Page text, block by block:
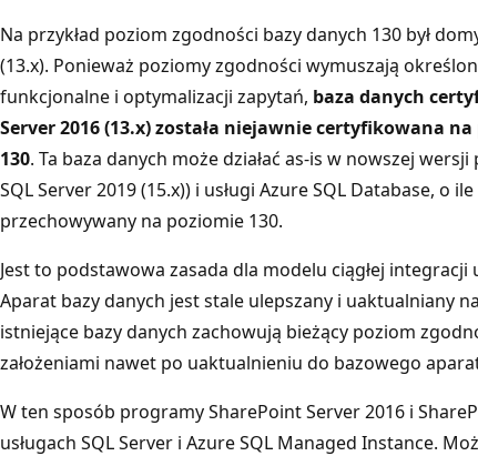
Na przykład poziom zgodności bazy danych 130 był
(13.x). Ponieważ poziomy zgodności wymuszają
funkcjonalne i optymalizacji zapytań, baza danych
Server 2016 (13.x) została niejawnie certyfikowana
130. Ta baza danych może działać as-is w nowszej
SQL Server 2019 (15.x)) i usługi Azure SQL Database, o
przechowywany na poziomie 130.
Jest to podstawowa zasada dla modelu ciągłej integracji
Aparat bazy danych jest stale ulepszany i uaktualniany
istniejące bazy danych zachowują bieżący poziom
założeniami nawet po uaktualnieniu do bazowego
W ten sposób programy SharePoint Server 2016 i
usługach SQL Server i Azure SQL Managed Instance.